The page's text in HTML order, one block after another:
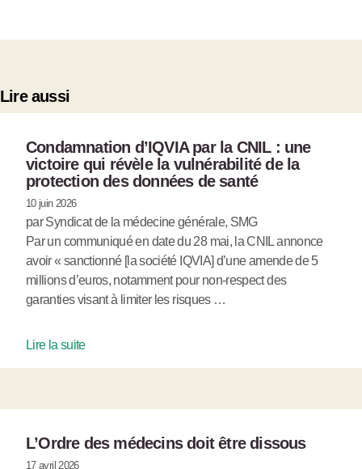
Lire aussi
Condamnation d’IQVIA par la CNIL : une
victoire qui révèle la vulnérabilité de la
protection des données de santé
10 juin 2026
par Syndicat de la médecine générale, SMG
Par un communiqué en date du 28 mai, la CNIL annonce
avoir « sanctionné [la société IQVIA] d’une amende de 5
millions d’euros, notamment pour non-respect des
garanties visant à limiter les risques …
Lire la suite
L’Ordre des médecins doit être dissous
17 avril 2026